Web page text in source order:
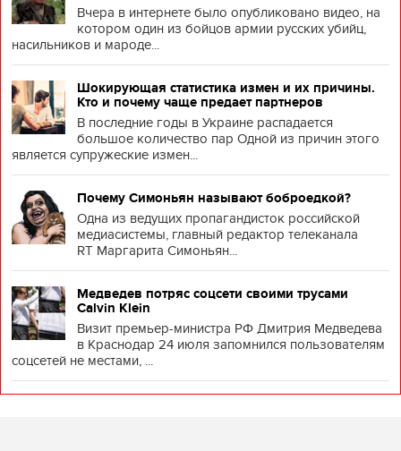
Вчера в интернете было опубликовано видео, на
котором один из бойцов армии русских убийц,
насильников и мароде...
Шокирующая статистика измен и их причины.
Кто и почему чаще предает партнеров
В последние годы в Украине распадается
большое количество пар Одной из причин этого
является супружеские измен...
Почему Симоньян называют боброедкой?
Одна из ведущих пропагандисток российской
медиасистемы, главный редактор телеканала
RT Маргарита Симоньян...
Медведев потряс соцсети своими трусами
Calvin Klein
Визит премьер-министра РФ Дмитрия Медведева
в Краснодар 24 июля запомнился пользователям
соцсетей не местами, ...